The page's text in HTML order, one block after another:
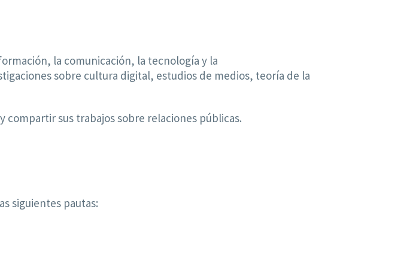
la comunicación, la tecnología y la
sobre cultura digital, estudios de medios, teoría de la
compartir sus trabajos sobre relaciones públicas.
siguientes pautas: